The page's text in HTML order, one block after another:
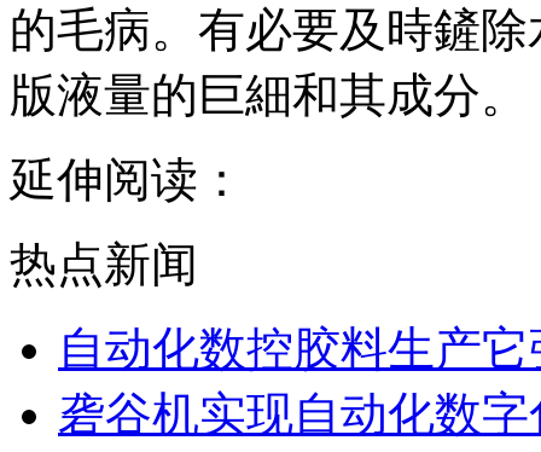
的毛病。有必要及時鏟
版液量的巨細和其成分。
延伸阅读：
热点新闻
自动化数控胶料生产
砻谷机实现自动化数